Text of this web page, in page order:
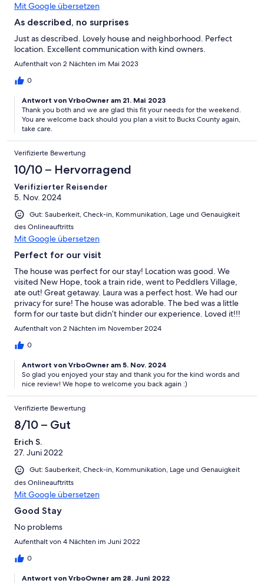
Mit Google übersetzen
As described, no surprises
Just as described. Lovely house and neighborhood. Perfect
location. Excellent communication with kind owners.
Aufenthalt von 2 Nächten im Mai 2023
0
Antwort von VrboOwner am 21. Mai 2023
Thank you both and we are glad this fit your needs for the weekend.
You are welcome back should you plan a visit to Bucks County again,
take care.
Verifizierte Bewertung
10/10 – Hervorragend
Verifizierter Reisender
5. Nov. 2024
Gut: Sauberkeit, Check-in, Kommunikation, Lage und Genauigkeit
des Onlineauftritts
Mit Google übersetzen
Perfect for our visit
The house was perfect for our stay! Location was good. We
visited New Hope, took a train ride, went to Peddlers Village,
ate out! Great getaway. Laura was a perfect host. We had our
privacy for sure! The house was adorable. The bed was a little
form for our taste but didn’t hinder our experience. Loved it!!!
Aufenthalt von 2 Nächten im November 2024
0
Antwort von VrboOwner am 5. Nov. 2024
So glad you enjoyed your stay and thank you for the kind words and
nice review! We hope to welcome you back again :)
Verifizierte Bewertung
8/10 – Gut
Erich S.
27. Juni 2022
Gut: Sauberkeit, Check-in, Kommunikation, Lage und Genauigkeit
des Onlineauftritts
Mit Google übersetzen
Good Stay
No problems
Aufenthalt von 4 Nächten im Juni 2022
0
Antwort von VrboOwner am 28. Juni 2022